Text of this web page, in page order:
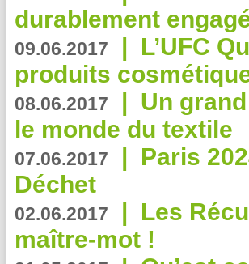
durablement
09.06.2017 | L’UFC
produits
08.06.2017 | Un
le monde du textile
07.06.2017 | Paris
Déchet
02.06.2017 | Les
maître-mot !